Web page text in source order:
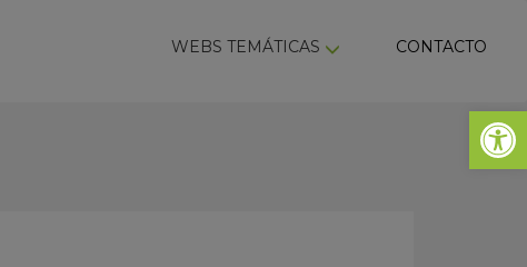
Abrir
WEBS TEMÁTICAS CONTACTO